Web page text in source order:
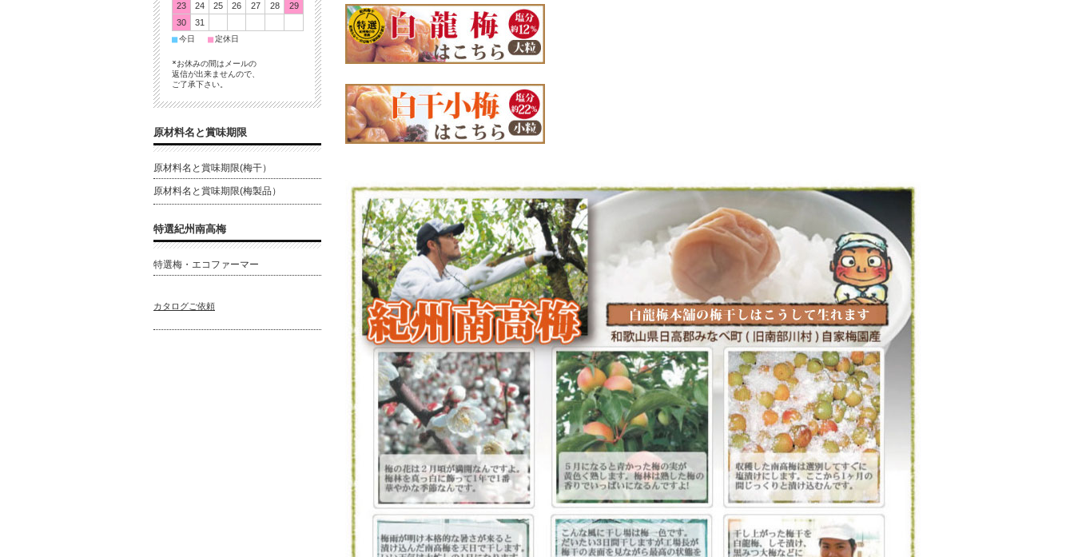
23
24 25 26 27 28
29
30
31
■今日 ■定休日
*お休みの間はメールの
返信が出来ませんので、
ご了承下さい。
原材料名と賞味期限
原材料名と賞味期限(梅干）
原材料名と賞味期限(梅製品）
特選紀州南高梅
特選梅・エコファーマー
カタログご依頼